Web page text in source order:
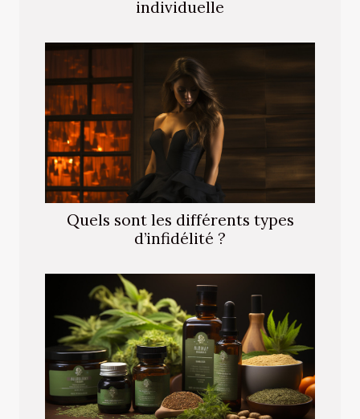
individuelle
Quels sont les différents types
d’infidélité ?